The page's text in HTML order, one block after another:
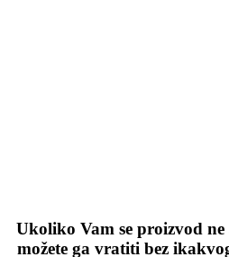
Ukoliko Vam se proizvod
možete ga vratiti bez